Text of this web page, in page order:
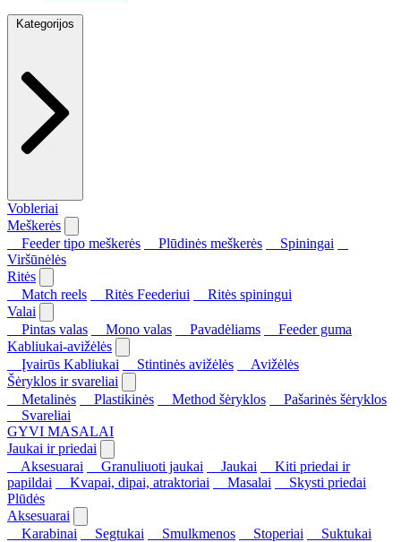
Kategorijos
Vobleriai
Meškerės
Feeder tipo meškerės
Plūdinės meškerės
Spiningai
Viršūnėlės
Ritės
Match reels
Ritės Feederiui
Ritės spiningui
Valai
Pintas valas
Mono valas Pavadėliams
Feeder guma
Kabliukai-avižėlės
Įvairūs Kabliukai
Stintinės avižėlės
Avižėlės
Šėryklos ir svareliai
Metalinės
Plastikinės Method šėryklos
Pašarinės šėryklos
Svareliai
GYVI MASALAI
Jaukai ir priedai
Aksesuarai
Granuliuoti jaukai Jaukai
Kiti priedai ir
papildai
Kvapai, dipai, atraktoriai Masalai
Skysti priedai
Plūdės
Aksesuarai
Karabinai
Segtukai Smulkmenos Stoperiai
Suktukai